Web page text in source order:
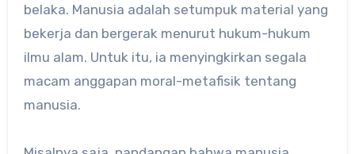
belaka. Manusia adalah setumpuk material yang
bekerja dan bergerak menurut hukum-hukum
ilmu alam. Untuk itu, ia menyingkirkan segala
macam anggapan moral-metafisik tentang
manusia.